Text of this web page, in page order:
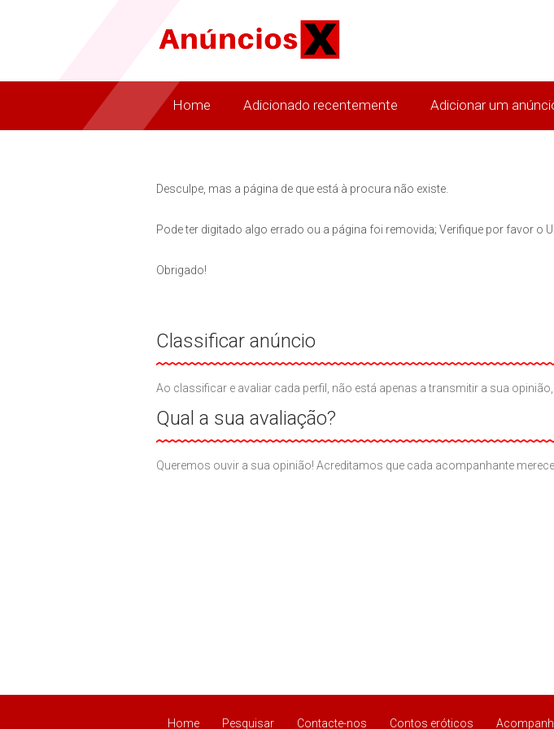
Home Adicionado recentemente Adicionar um
Desculpe, mas a página de que está à procura não existe.
Pode ter digitado algo errado ou a página foi removida; Verifique por favor o
Obrigado!
Classificar anúncio
Ao classificar e avaliar cada perfil, não está apenas a transmitir a sua
Qual a sua avaliação?
Queremos ouvir a sua opinião! Acreditamos que cada acompanhante
Home Pesquisar Contacte-nos Contos eróticos